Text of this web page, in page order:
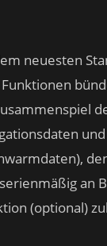
neuesten
an
(optional)